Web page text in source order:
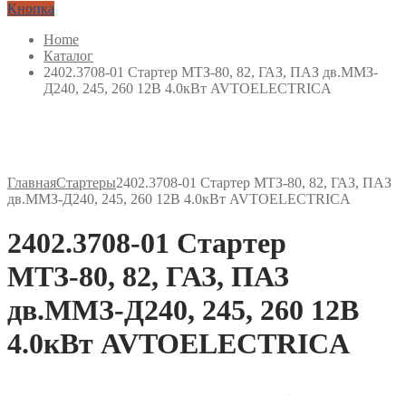
Кнопка
Home
Каталог
2402.3708-01 Стартер МТЗ-80, 82, ГАЗ, ПАЗ дв.ММЗ-
Д240, 245, 260 12В 4.0кВт AVTOELECTRICA
ГлавнаяСтартеры2402.3708-01 Стартер МТЗ-80, 82, ГАЗ, ПАЗ
дв.ММЗ-Д240, 245, 260 12В 4.0кВт AVTOELECTRICA
2402.3708-01 Стартер
МТЗ-80, 82, ГАЗ, ПАЗ
дв.ММЗ-Д240, 245, 260 12В
4.0кВт AVTOELECTRICA